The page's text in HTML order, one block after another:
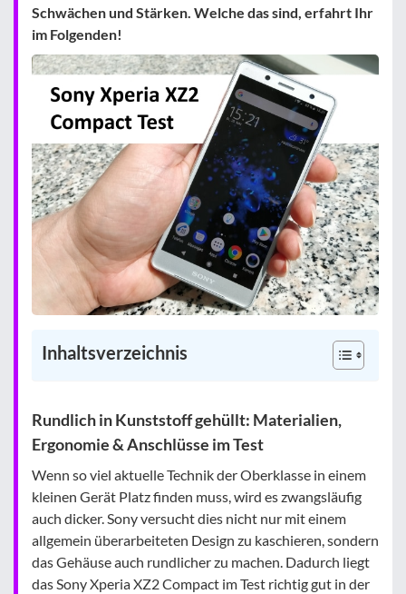
Schwächen und Stärken. Welche das sind, erfahrt Ihr
im Folgenden!
Inhaltsverzeichnis
Rundlich in Kunststoff gehüllt: Materialien,
Ergonomie & Anschlüsse im Test
Wenn so viel aktuelle Technik der Oberklasse in einem
kleinen Gerät Platz finden muss, wird es zwangsläufig
auch dicker. Sony versucht dies nicht nur mit einem
allgemein überarbeiteten Design zu kaschieren, sondern
das Gehäuse auch rundlicher zu machen. Dadurch liegt
das Sony Xperia XZ2 Compact im Test richtig gut in der